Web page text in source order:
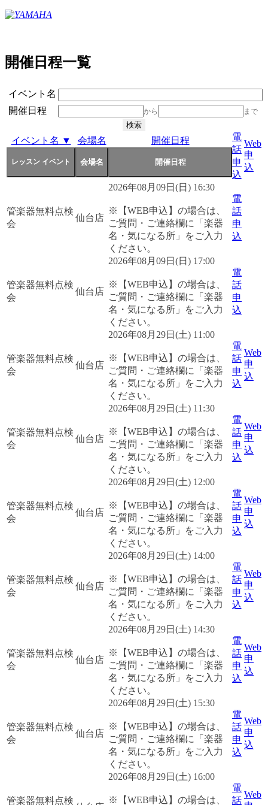
開催日程一覧
イベント名
開催日程
から まで
イベント名 ▼ 会場名 開催日程
電
話
申
込
Web
申
込
管楽器無料点検
会
仙台店
2026年08月09日(日) 16:30
※【WEB申込】の場合は、
ご質問・ご連絡欄に「楽器
名・気になる所」をご入力
ください。
電
話
申
込
管楽器無料点検
会
仙台店
2026年08月09日(日) 17:00
※【WEB申込】の場合は、
ご質問・ご連絡欄に「楽器
名・気になる所」をご入力
ください。
電
話
申
込
管楽器無料点検
会
仙台店
2026年08月29日(土) 11:00
※【WEB申込】の場合は、
ご質問・ご連絡欄に「楽器
名・気になる所」をご入力
ください。
電
話
申
込
Web
申
込
管楽器無料点検
会
仙台店
2026年08月29日(土) 11:30
※【WEB申込】の場合は、
ご質問・ご連絡欄に「楽器
名・気になる所」をご入力
ください。
電
話
申
込
Web
申
込
管楽器無料点検
会
仙台店
2026年08月29日(土) 12:00
※【WEB申込】の場合は、
ご質問・ご連絡欄に「楽器
名・気になる所」をご入力
ください。
電
話
申
込
Web
申
込
管楽器無料点検
会
仙台店
2026年08月29日(土) 14:00
※【WEB申込】の場合は、
ご質問・ご連絡欄に「楽器
名・気になる所」をご入力
ください。
電
話
申
込
Web
申
込
管楽器無料点検
会
仙台店
2026年08月29日(土) 14:30
※【WEB申込】の場合は、
ご質問・ご連絡欄に「楽器
名・気になる所」をご入力
ください。
電
話
申
込
Web
申
込
管楽器無料点検
会
仙台店
2026年08月29日(土) 15:30
※【WEB申込】の場合は、
ご質問・ご連絡欄に「楽器
名・気になる所」をご入力
ください。
電
話
申
込
Web
申
込
管楽器無料点検
2026年08月29日(土) 16:00
※【WEB申込】の場合は、
電
話
Web